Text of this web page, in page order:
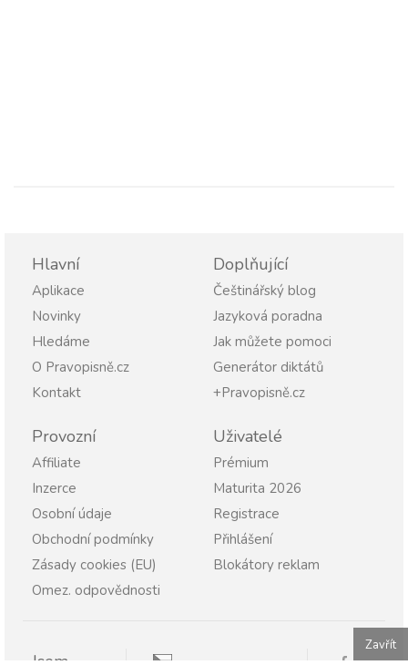
Hlavní
Aplikace
Novinky
Hledáme
O Pravopisně.cz
Kontakt
Doplňující
Češtinářský blog
Jazyková poradna
Jak můžete pomoci
Generátor diktátů
+Pravopisně.cz
Provozní
Affiliate
Inzerce
Osobní údaje
Obchodní podmínky
Zásady cookies (EU)
Omez. odpovědnosti
Uživatelé
Prémium
Maturita 2026
Registrace
Přihlášení
Blokátory reklam
Zavřít